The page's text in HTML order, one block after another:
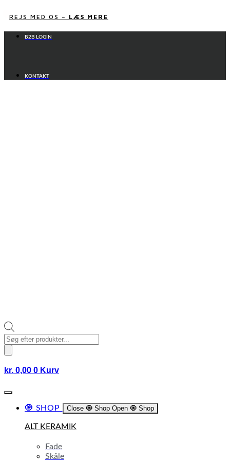
tilREJS MED OS – LÆS MERE
B2B LOGIN
KONTAKT
Products
search
kr. 0,00 0 Kurv
🧿 SHOP Close 🧿 Shop Open 🧿 Shop
ALT KERAMIK
Fade
Skåle